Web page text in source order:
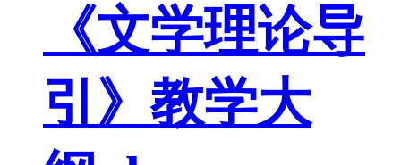
《文学理论导
引》教学大